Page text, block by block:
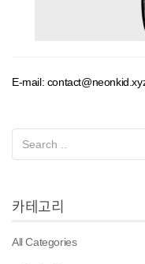
E-mail:
카테고리
All Categories